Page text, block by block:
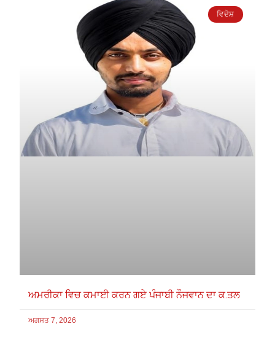
ਵਿਦੇਸ਼
ਅਮਰੀਕਾ ਵਿਚ ਕਮਾਈ ਕਰਨ ਗਏ ਪੰਜਾਬੀ ਨੌਜਵਾਨ ਦਾ ਕ.ਤਲ
ਅਗਸਤ 7, 2026